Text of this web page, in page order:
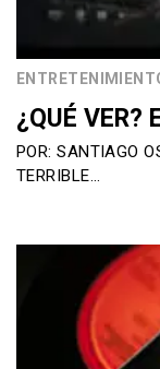
¿QUÉ VER?
POR: SANTIAGO
TERRIBLE…